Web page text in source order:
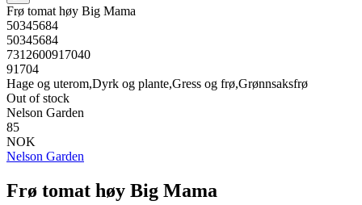
Frø tomat høy Big Mama
50345684
50345684
7312600917040
91704
Hage og uterom,Dyrk og plante,Gress og frø,Grønnsaksfrø
Out of stock
Nelson Garden
85
NOK
Nelson Garden
Frø tomat høy Big Mama